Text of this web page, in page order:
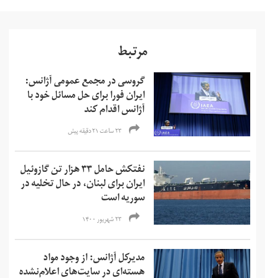
مرتبط
گروسی در مجمع عمومی آژانس:
ایران فورا برای حل مسائل خود با
آژانس اقدام کند
۲۳ ساعت ۲۱ دقیقه پیش
نفتکش حامل ۳۳ هزار تن گازوئیل
ایران برای لبنان، در حال تخلیه در
سوریه است
۲۳ شهریور ۱۴۰۰
مدیرکل آژانس: از وجود مواد
هسته‌ای در سایت‌های اعلام‌نشده